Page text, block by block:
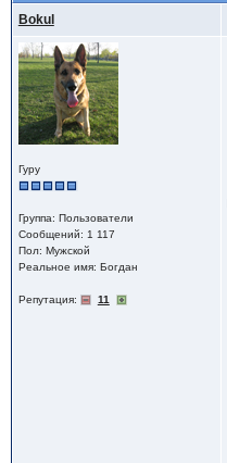
Bokul
Гуру
Группа: Пользователи
Сообщений: 1 117
Пол: Мужской
Реальное имя: Богдан
Репутация: 11